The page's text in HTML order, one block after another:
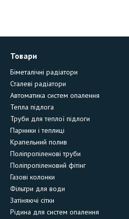
Товари
Біметалічні радіатори
Сталеві радіатори
Автоматика систем опалення
Тепла підлога
Труби для теплої підлоги
Парники і теплиці
Крапельний полив
Поліпропіленові труби
Поліпропіленовий фітінг
Газові колонки
Фільтри для води
Затіняючі сітки
Рідина для систем опалення